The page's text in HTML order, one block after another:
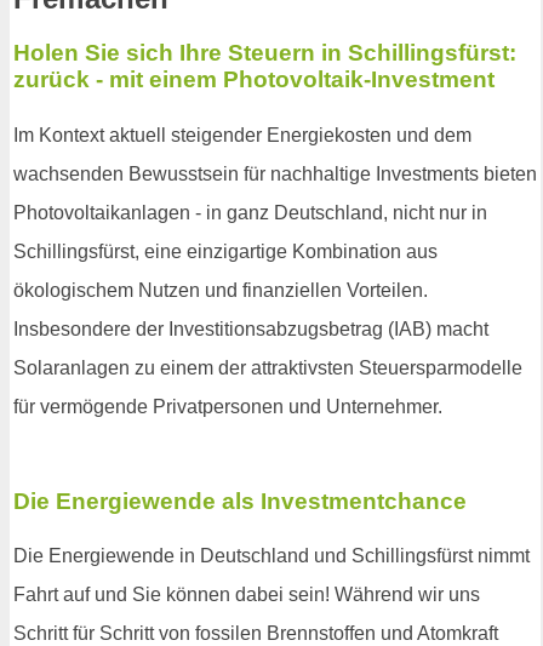
Holen Sie sich Ihre Steuern in Schillingsfürst:
zurück - mit einem Photovoltaik-Investment
Im Kontext aktuell steigender Energiekosten und dem
wachsenden Bewusstsein für nachhaltige Investments bieten
Photovoltaikanlagen - in ganz Deutschland, nicht nur in
Schillingsfürst, eine einzigartige Kombination aus
ökologischem Nutzen und finanziellen Vorteilen.
Insbesondere der Investitionsabzugsbetrag (IAB) macht
Solaranlagen zu einem der attraktivsten Steuersparmodelle
für vermögende Privatpersonen und Unternehmer.
Die Energiewende als Investmentchance
Die Energiewende in Deutschland und Schillingsfürst nimmt
Fahrt auf und Sie können dabei sein! Während wir uns
Schritt für Schritt von fossilen Brennstoffen und Atomkraft